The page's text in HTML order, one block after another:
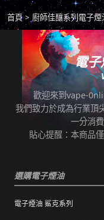
*提示2
交訂單
即可取
*提示3
「超
貨服
任何
保證訂
證物流
統更新
海外運送：
海外
商品若
站客服
七天鑑
貨。超
瑕疵商
自行
本站所
變而
並聯
客服。
首頁 廚師佳釀系列電子煙
電
歡迎來到vape-
我們致力於成為行業頂
一分消
貼心提醒：本商品
選購電子煙油
電子煙油 鯊克系列